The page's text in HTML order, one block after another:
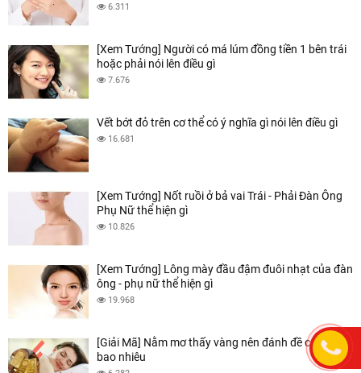
6.311
[Xem Tướng] Người có má lúm đồng tiền 1 bên trái
hoặc phải nói lên điều gì
7.676
Vết bớt đỏ trên cơ thể có ý nghĩa gì nói lên điều gì
16.681
[Xem Tướng] Nốt ruồi ở bả vai Trái - Phải Đàn Ông
Phụ Nữ thể hiện gì
10.826
[Xem Tướng] Lông mày đầu đậm đuôi nhạt của đàn
ông - phụ nữ thể hiện gì
19.968
[Giải Mã] Nằm mơ thấy vàng nên đánh đề con gì số
bao nhiêu